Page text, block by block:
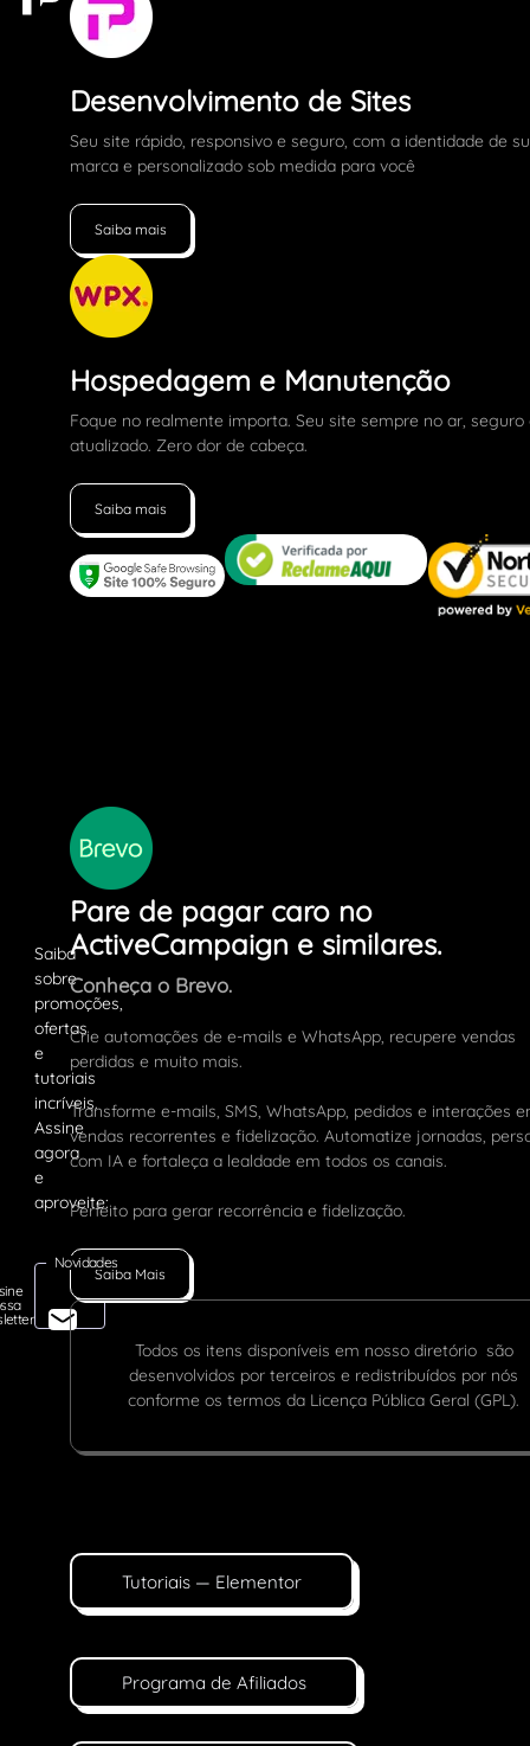
Novidades
Desenvolvimento de Sites
Seu site rápido, responsivo e seguro, com a identidade de
marca e personalizado sob medida para você
Saiba mais
Hospedagem e Manutenção
Foque no realmente importa. Seu site sempre no ar, seguro
atualizado. Zero dor de cabeça.
Saiba mais
Pare de pagar caro no
ActiveCampaign e similares.
Conheça o Brevo.
Crie automações de e-mails e WhatsApp, recupere vendas
perdidas e muito mais.
Transforme e-mails, SMS, WhatsApp, pedidos e interações
vendas recorrentes e fidelização. Automatize jornadas,
com IA e fortaleça a lealdade em todos os canais.
Perfeito para gerar recorrência e fidelização.
Saiba Mais
Todos os itens disponíveis em nosso diretório são
desenvolvidos por terceiros e redistribuídos por nós
conforme os termos da Licença Pública Geral (GPL).
Tutoriais — Elementor
Programa de Afiliados